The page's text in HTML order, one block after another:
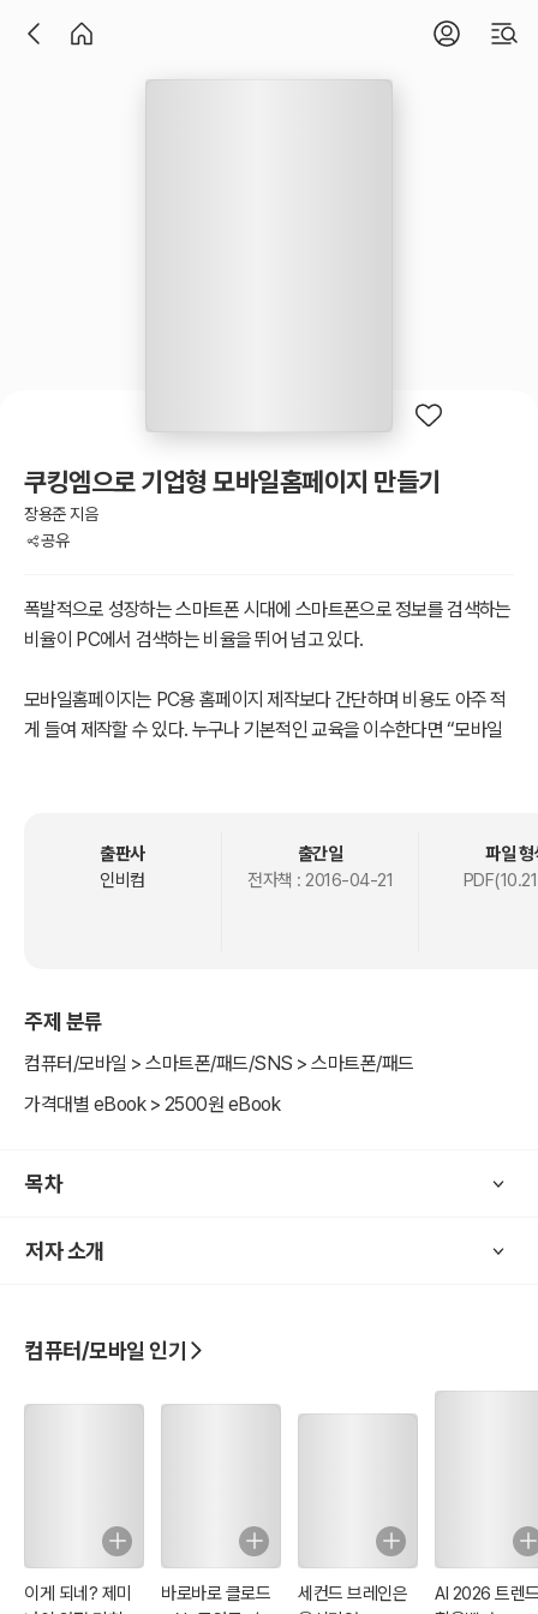
쿠킹엠으로 기업형 모바일홈페이지 만들기
장용준 지음
공유
폭발적으로 성장하는 스마트폰 시대에 스마트폰으로 정보를 검색하는
비율이 PC에서 검색하는 비율을 뛰어 넘고 있다.
모바일홈페이지는 PC용 홈페이지 제작보다 간단하며 비용도 아주 적
게 들여 제작할 수 있다. 누구나 기본적인 교육을 이수한다면 “모바일
또한 모바일웹플레너는 모바일솔루션 업체의 지원을 받아 부가서비스
대로 따라하게 되면 모바일홈페이지를 직접 제작할 수 있을 것이다.
전권 7권으로 나뉜 모바일웹플레너는 아래와 같이 각권별로 구성되어
있다.
제1권: 모바일홈페이지란 무엇인지에 대해 설명하고 모바일홈페이지
제3권: 블루웹의 쿠킹엠에 대해 기술하고 쿠킹엠으로 가게형 모바일홈
제5권: 네이버의 모두(modoo)로 모바일홈페이지 만드는 방법을 소
개.
출판사
인비컴
출간일
전자책 : 2016-04-21
파일 형
주제 분류
컴퓨터/모바일 > 스마트폰/패드/SNS > 스마트폰/패드
가격대별 eBook > 2500원 eBook
목차
저자 소개
컴퓨터/모바일 인기
이게 되네? 제미
바로바로 클로드
세컨드 브레인은
AI 2026 트렌